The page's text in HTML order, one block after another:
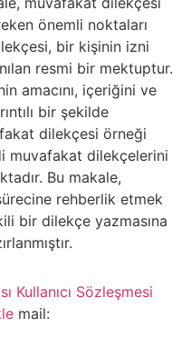
önemli noktaları
bir kişinin izni
resmi bir mektuptur.
amacını, içeriğini ve
bir şekilde
dilekçesi örneği
muvafakat dilekçelerini
Bu makale,
rehberlik etmek
bir dilekçe yazmasına
Kullanıcı Sözleşmesi
mail: